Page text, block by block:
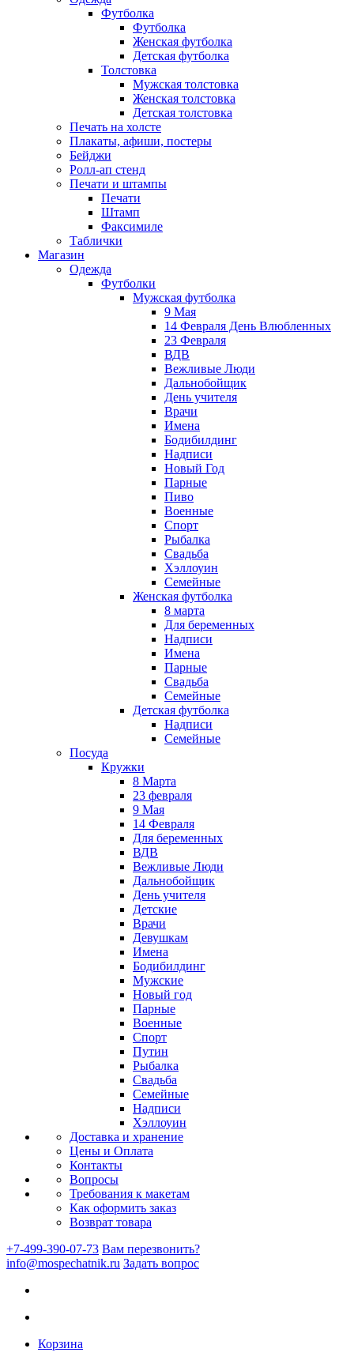
Футболка
Футболка
Женская футболка
Детская футболка
Толстовка
Мужская толстовка
Женская толстовка
Детская толстовка
Печать на холсте
Плакаты, афиши, постеры
Бейджи
Ролл-ап стенд
Печати и штампы
Печати
Штамп
Факсимиле
Таблички
Магазин
Одежда
Футболки
Мужская футболка
9 Мая
14 Февраля День Влюбленных
23 Февраля
ВДВ
Вежливые Люди
Дальнобойщик
День учителя
Врачи
Имена
Бодибилдинг
Надписи
Новый Год
Парные
Пиво
Военные
Спорт
Рыбалка
Свадьба
Хэллоуин
Семейные
Женская футболка
8 марта
Для беременных
Надписи
Имена
Парные
Свадьба
Семейные
Детская футболка
Надписи
Семейные
Посуда
Кружки
8 Марта
23 февраля
9 Мая
14 Февраля
Для беременных
ВДВ
Вежливые Люди
Дальнобойщик
День учителя
Детские
Врачи
Девушкам
Имена
Бодибилдинг
Мужские
Новый год
Парные
Военные
Спорт
Путин
Рыбалка
Свадьба
Семейные
Надписи
Хэллоуин
Доставка и хранение
Цены и Оплата
Контакты
Вопросы
Требования к макетам
Как оформить заказ
Возврат товара
+7-499-390-07-73 Вам перезвонить?
info@mospechatnik.ru Задать вопрос
Корзина